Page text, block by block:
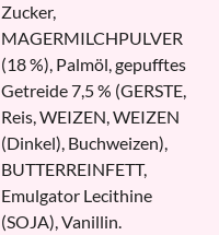
Zucker,
MAGERMILCHPULVER
(18 %), Palmöl, gepufftes
Getreide 7,5 % (GERSTE,
Reis, WEIZEN, WEIZEN
(Dinkel), Buchweizen),
BUTTERREINFETT,
Emulgator Lecithine
(SOJA), Vanillin.